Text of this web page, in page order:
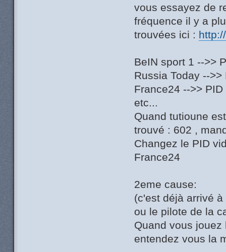
vous essayez de
fréquence il y a
trouvées ici :
BeIN sport 1 -->>
Russia Today --
France24 -->>
etc...
Quand tutioune
trouvé : 602 ,
Changez le PID
France24
2eme cause:
(c'est déjà arrivé
ou le pilote de la
Quand vous
entendez vous la